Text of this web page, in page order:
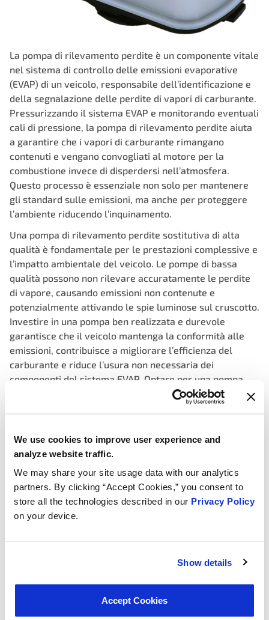
We use cookies to improve user experience and
analyze website traffic.
We may share your site usage data with our analytics
partners. By clicking “Accept Cookies,” you consent to
store all the technologies described in our Privacy Policy
on your device.
Show details
Accept Cookies
La pompa di rilevamento perdite è un componente vitale
nel sistema di controllo delle emissioni evaporative
(EVAP) di un veicolo, responsabile dell’identificazione e
della segnalazione delle perdite di vapori di carburante.
Pressurizzando il sistema EVAP e monitorando eventuali
cali di pressione, la pompa di rilevamento perdite aiuta
a garantire che i vapori di carburante rimangano
contenuti e vengano convogliati al motore per la
combustione invece di disperdersi nell’atmosfera.
Questo processo è essenziale non solo per mantenere
gli standard sulle emissioni, ma anche per proteggere
l’ambiente riducendo l’inquinamento.
Una pompa di rilevamento perdite sostitutiva di alta
qualità è fondamentale per le prestazioni complessive e
l’impatto ambientale del veicolo. Le pompe di bassa
qualità possono non rilevare accuratamente le perdite
di vapore, causando emissioni non contenute e
potenzialmente attivando le spie luminose sul cruscotto.
Investire in una pompa ben realizzata e durevole
garantisce che il veicolo mantenga la conformità alle
emissioni, contribuisce a migliorare l’efficienza del
carburante e riduce l’usura non necessaria dei
componenti del sistema EVAP. Optare per una pompa
sostitutiva premium supporta la protezione ambientale,
ottimizza la funzionalità del sistema e mantiene il
Consistent, precise vacuum, ensuring accurate
performance, fewer false fails
Stable monitor feedback using integrated sensors that
continuously monitor pressure levels, allowing for
every unit to hit precise pressure threshold required to
and diaphragm assembly validated to exceed original